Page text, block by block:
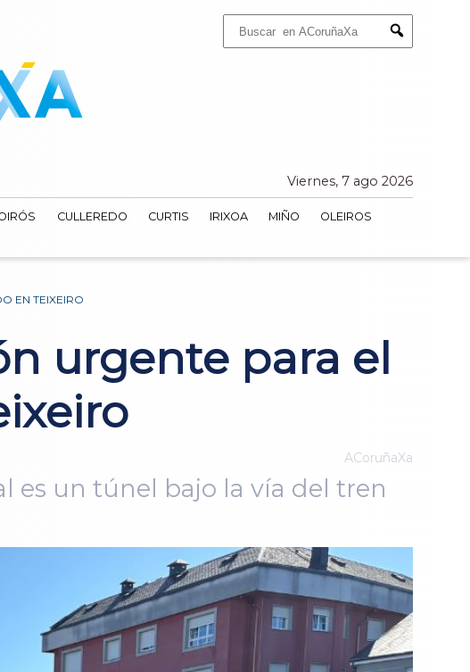
Submit
Viernes, 7 ago 2026
CULLEREDO CURTIS IRIXOA MIÑO
OLEIROS
EN TEIXEIRO
urgente para el
ACoruñaXa
es un túnel bajo la vía del tren